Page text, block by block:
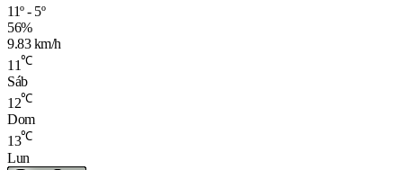
11º - 5º
56%
9.83 km/h
11℃
Sáb
12℃
Dom
13℃
Lun